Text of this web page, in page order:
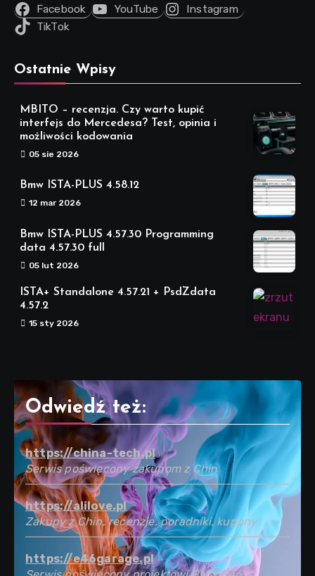
Facebook YouTube
Instagram
TikTok
Ostatnie Wpisy
MBITO – recenzja. Czy warto kupić
interfejs do Mercedesa? Test, opinia i
możliwości kodowania
05 sie 2026
Bmw ISTA-PLUS 4.58.12
12 mar 2026
Bmw ISTA-PLUS 4.57.30 Programming
data 4.57.30 full
05 lut 2026
ISTA+ Standalone 4.57.21 + PsdZdata
4.57.2
15 sty 2026
Odwiedź też:
https://china-tech.pl
Serwis poświęcony zakupom z Chin
https://alilove.pl
Zakupy z Chin, recenzje, poradniki, kupony
https://e46garage.pl